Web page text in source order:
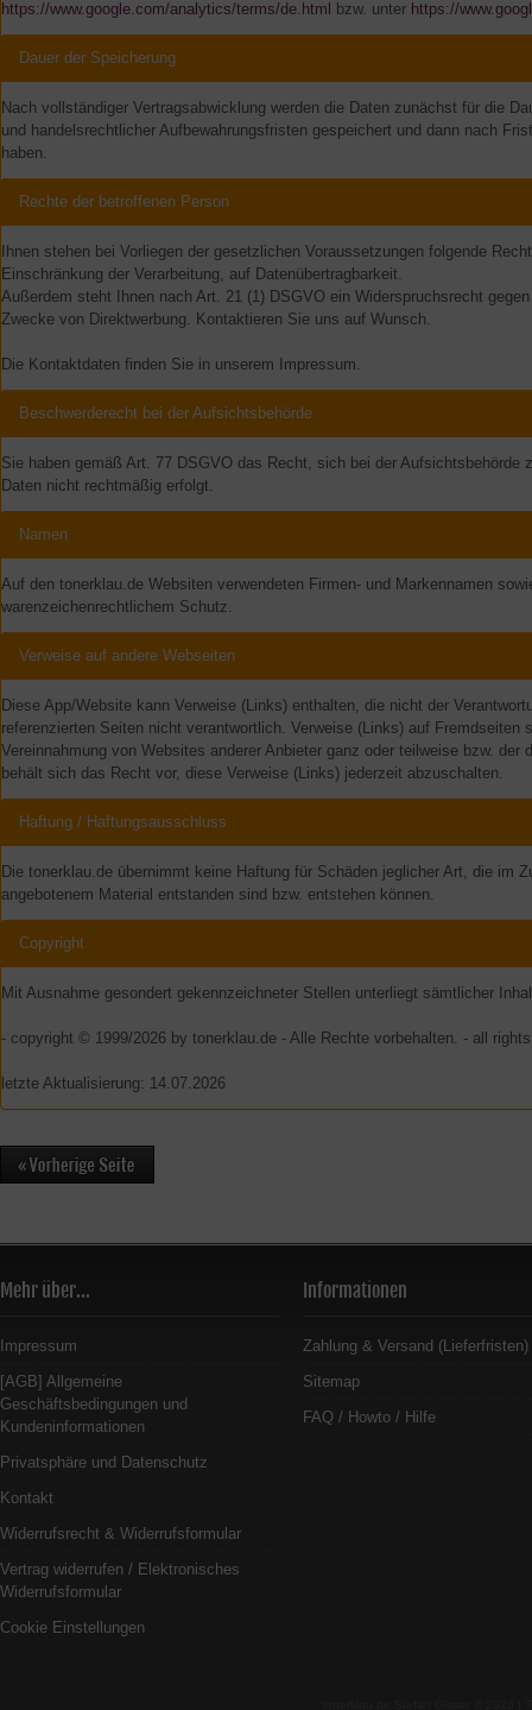
https://www.google.com/analytics/terms/de.html
bzw. unter https://
Dauer der Speicherung
Nach vollständiger Vertragsabwicklung werden die Daten zunächst für die
und handelsrechtlicher Aufbewahrungsfristen gespeichert und dann nach
haben.
Rechte der betroffenen Person
Ihnen stehen bei Vorliegen der gesetzlichen Voraussetzungen folgende
Einschränkung der Verarbeitung, auf Datenübertragbarkeit.
Außerdem steht Ihnen nach Art. 21 (1) DSGVO ein Widerspruchsrecht
Zwecke von Direktwerbung. Kontaktieren Sie uns auf Wunsch.
Die Kontaktdaten finden Sie in unserem Impressum.
Beschwerderecht bei der Aufsichtsbehörde
Sie haben gemäß Art. 77 DSGVO das Recht, sich bei der
Daten nicht rechtmäßig erfolgt.
Namen
Auf den tonerklau.de Websiten verwendeten Firmen- und Markennamen
warenzeichenrechtlichem Schutz.
Verweise auf andere Webseiten
Diese App/Website kann Verweise (Links) enthalten, die nicht der
referenzierten Seiten nicht verantwortlich. Verweise (Links) auf
Vereinnahmung von Websites anderer Anbieter ganz oder teilweise bzw.
behält sich das Recht vor, diese Verweise (Links) jederzeit abzuschalten.
Haftung / Haftungsausschluss
Die tonerklau.de übernimmt keine Haftung für Schäden jeglicher Art, die im
angebotenem Material entstanden sind bzw. entstehen können.
Copyright
Mit Ausnahme gesondert gekennzeichneter Stellen unterliegt sämtlicher
- copyright © 1999/2026 by tonerklau.de - Alle Rechte vorbehalten. - all
letzte Aktualisierung: 14.07.2026
Mehr über...
Impressum
[AGB] Allgemeine
Geschäftsbedingungen und
Kundeninformationen
Privatsphäre und Datenschutz
Kontakt
Widerrufsrecht & Widerrufsformular
Vertrag widerrufen / Elektronisches
Widerrufsformular
Cookie Einstellungen
Informationen
Zahlung & Versand (Lieferfristen)
Sitemap
FAQ / Howto / Hilfe